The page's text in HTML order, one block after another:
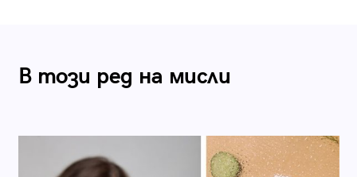
В този ред на мисли